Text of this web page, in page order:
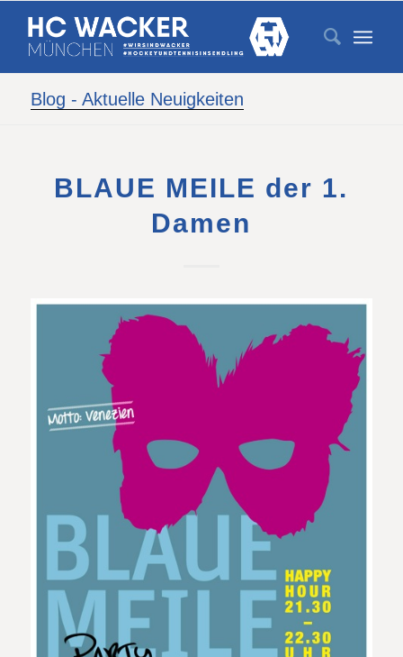
Blog - Aktuelle Neuigkeiten
BLAUE MEILE der 1.
Damen